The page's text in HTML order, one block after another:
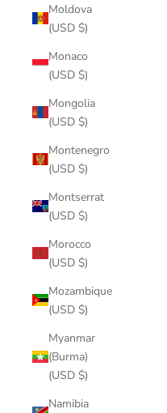
Moldova
(USD $)
Monaco
(USD $)
Mongolia
(USD $)
Montenegro
(USD $)
Montserrat
(USD $)
Morocco
(USD $)
Mozambique
(USD $)
Myanmar
(Burma)
(USD $)
Namibia